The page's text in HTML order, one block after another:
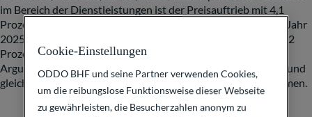
im Bereich der Dienstleistungen ist der Preisauftrieb mit 4,1
Prozent im Mai 2024 nach wie vor stark. Für das kommende Jahr
2025 hat die EZB ihre Prognose von bisher 2,0 Prozent auf 2,2
Prozent angehoben. Das ist ein Schwachpunkt in der
Argumentation der EZB: Die Inflationsprognose anzuheben und
gleichzeitig die Zinsen zu senken – das passt schlecht zusammen.
Cookie-Einstellungen
ODDO BHF und seine Partner verwenden Cookies,
um die reibungslose Funktionsweise dieser Webseite
zu gewährleisten, die Besucherzahlen anonym zu